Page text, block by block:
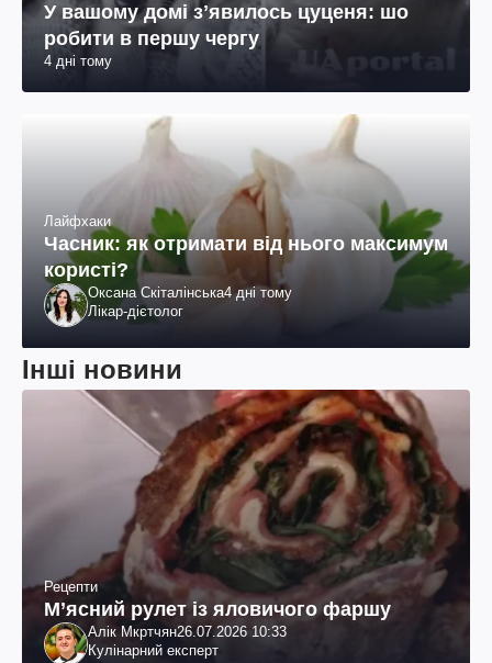
У вашому домі зʼявилось цуценя: шо
робити в першу чергу
4 дні тому
Лайфхаки
Часник: як отримати від нього максимум
користі?
Оксана Скіталінська4 дні тому
Лікар-дієтолог
Інші новини
Рецепти
М’ясний рулет із яловичого фаршу
Алік Мкртчян26.07.2026 10:33
Кулінарний експерт